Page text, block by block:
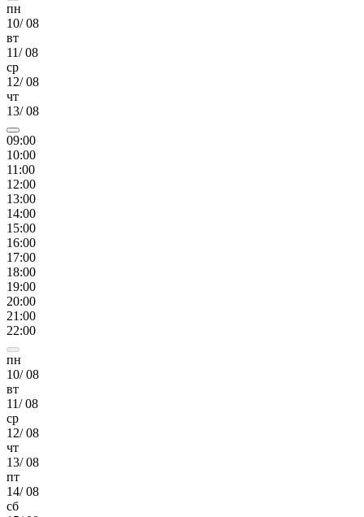
пн
10/08
вт
11/08
ср
12/08
чт
13/08
09:00
10:00
11 :00
12:00
13:00
14:00
15:00
16:00
17:00
18:00
19:00
20:00
21 :00
22:00
пн
10/08
вт
11/08
ср
12/08
чт
13/08
пт
14/08
сб